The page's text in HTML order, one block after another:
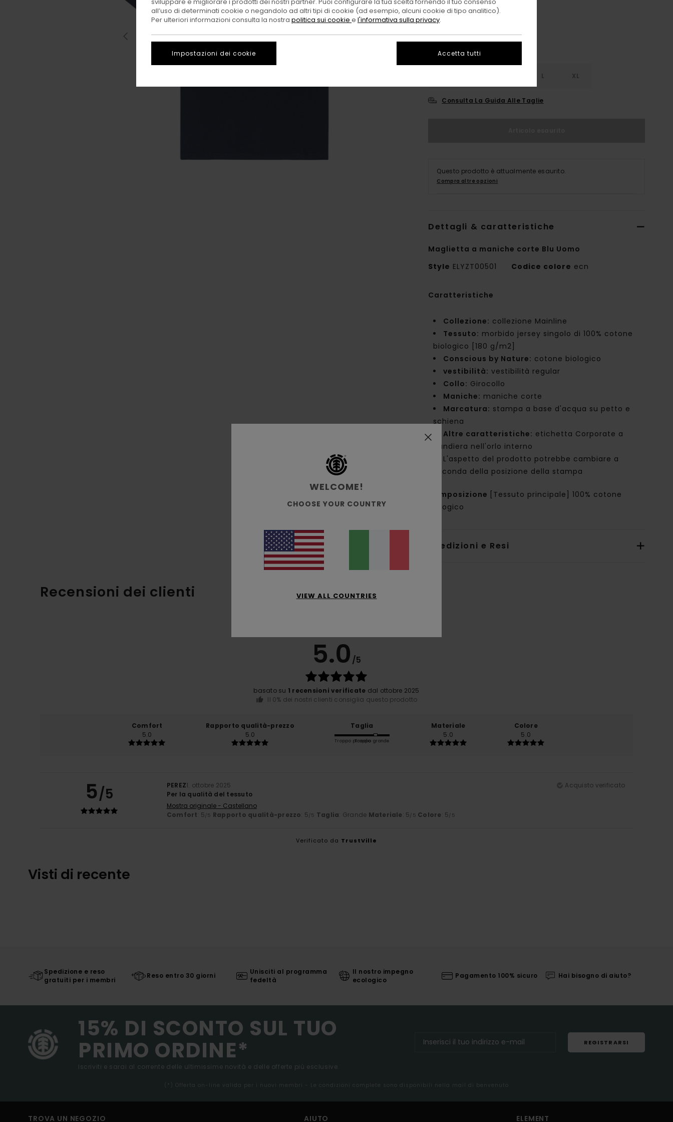
L XL
Consulta La Guida Alle Taglie
Questo prodotto è attualmente esaurito.
Compra altre opzioni
Dettagli & caratteristiche
Maglietta a maniche corte Blu Uomo
Style ELYZT00501 Codice colore ecn
Caratteristiche
Collezione: collezione Mainline
Tessuto: morbido jersey singolo di 100% cotone
biologico [180 g/m2]
Conscious by Nature: cotone biologico
vestibilità: vestibilità regular
Collo: Girocollo
Maniche: maniche corte
Marcatura: stampa a base d'acqua su petto e
schiena
Altre caratteristiche: etichetta Corporate a
bandiera nell'orlo interno
L'aspetto del prodotto potrebbe cambiare a
seconda della posizione della stampa
Composizione
[Tessuto principale] 100% cotone
biologico
Spedizioni e Resi
Recensioni dei clienti
5.0 /5
basato su 1 recensioni verificate dal ottobre 2025
Il 0% dei nostri clienti consiglia questo prodotto
Comfort
5.0
Rapporto qualità-prezzo
5.0
Taglia
Troppo piccoloTroppo grande
Materiale
5.0
Colore
5.0
5/5 PEREZ1. ottobre 2025
Acquisto verificato
Per la qualità del tessuto
Mostra originale - Castellano
Comfort: 5/5 Rapporto qualità-prezzo: 5/5 Taglia: Grande Materiale: 5/5 Colore: 5/5
Verificato da TrustVille
Visti di recente
Spedizione e reso
gratuiti per i membri
Reso entro 30 giorni
Unisciti al programma
fedeltà
Il nostro impegno
ecologico
Pagamento 100% sicuro Hai bisogno di aiuto?
15% DI SCONTO SUL TUO
PRIMO ORDINE*
Iscriviti e sarai al corrente delle ultimissime novità e delle offerte più esclusive.
REGISTRARSI
(*) Offerta on-line valida per i nuovi membri - Le condizioni complete sono disponibili nella mail di benvenuto
TROVA UN NEGOZIO AIUTO ELEMENT
WELCOME!
CHOOSE YOUR COUNTRY
VIEW ALL COUNTRIES
all’uso di determinati cookie o negandolo ad altri tipi di cookie (ad esempio, alcuni cookie di tipo analitico).
Per ulteriori informazioni consulta la nostra politica sui cookie e l'informativa sulla privacy.
Impostazioni dei cookie Accetta tutti